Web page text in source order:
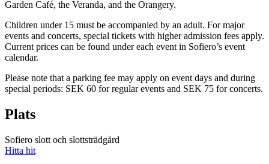
Garden Café, the Veranda, and the Orangery.
Children under 15 must be accompanied by an adult. For major
events and concerts, special tickets with higher admission fees apply.
Current prices can be found under each event in Sofiero’s event
calendar.
Please note that a parking fee may apply on event days and during
special periods: SEK 60 for regular events and SEK 75 for concerts.
Plats
Sofiero slott och slottsträdgård
Hitta hit